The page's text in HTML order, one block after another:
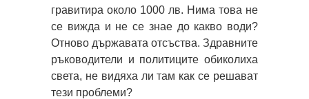
гравитира около 1000 лв. Нима това не
се вижда и не се знае до какво води?
Отново държавата отсъства. Здравните
ръководители и политиците обиколиха
света, не видяха ли там как се решават
тези проблеми?